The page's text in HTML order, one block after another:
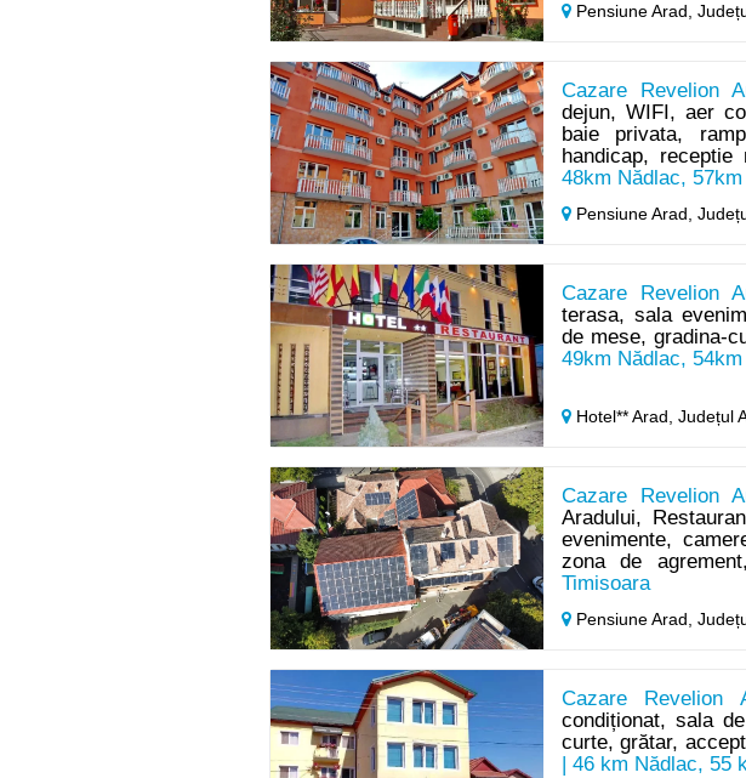
Pensiune Arad,
Cazare Revelion
dejun, WIFI, aer
baie privata,
handicap, receptie
48km Nădlac,
Pensiune Arad,
Cazare Revelion
terasa, sala
de mese, gradina-
49km Nădlac,
Hotel** Arad, Județul
Cazare Revelion
Aradului,
evenimente,
zona de
Timisoara
Pensiune Arad,
Cazare
condiționat, sala
curte, grătar,
| 46 km Nădlac, 55